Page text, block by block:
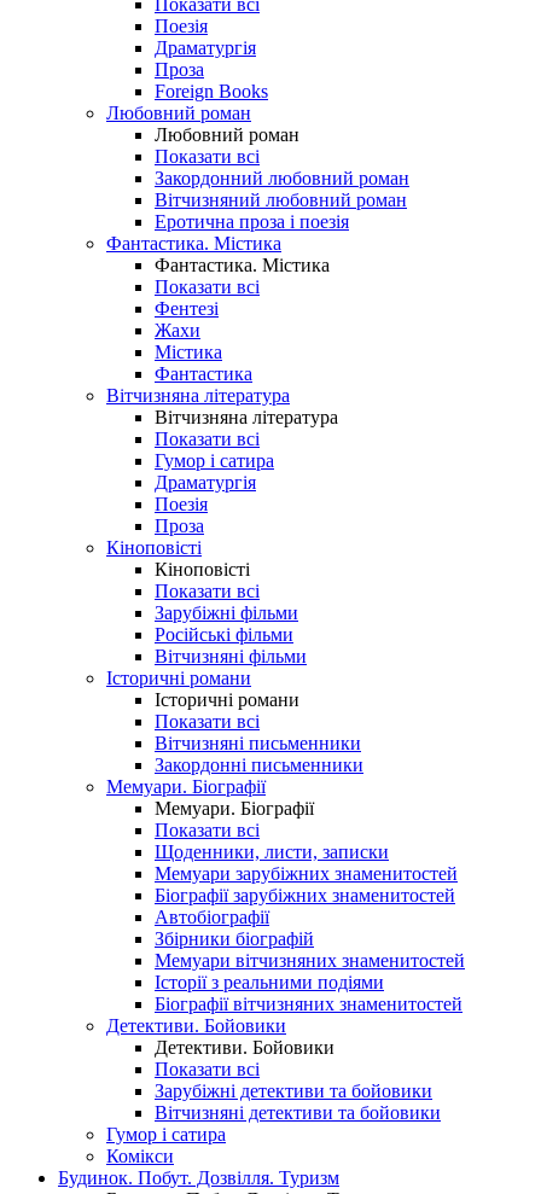
Показати всі
Поезія
Драматургія
Проза
Foreign Books
Любовний роман
Любовний роман
Показати всі
Закордонний любовний роман
Вітчизняний любовний роман
Еротична проза і поезія
Фантастика. Містика
Фантастика. Містика
Показати всі
Фентезі
Жахи
Містика
Фантастика
Вітчизняна література
Вітчизняна література
Показати всі
Гумор і сатира
Драматургія
Поезія
Проза
Кіноповісті
Кіноповісті
Показати всі
Зарубіжні фільми
Російські фільми
Вітчизняні фільми
Історичні романи
Історичні романи
Показати всі
Вітчизняні письменники
Закордонні письменники
Мемуари. Біографії
Мемуари. Біографії
Показати всі
Щоденники, листи, записки
Мемуари зарубіжних знаменитостей
Біографії зарубіжних знаменитостей
Автобіографії
Збірники біографій
Мемуари вітчизняних знаменитостей
Історії з реальними подіями
Біографії вітчизняних знаменитостей
Детективи. Бойовики
Детективи. Бойовики
Показати всі
Зарубіжні детективи та бойовики
Вітчизняні детективи та бойовики
Гумор і сатира
Комікси
Будинок. Побут. Дозвілля. Туризм